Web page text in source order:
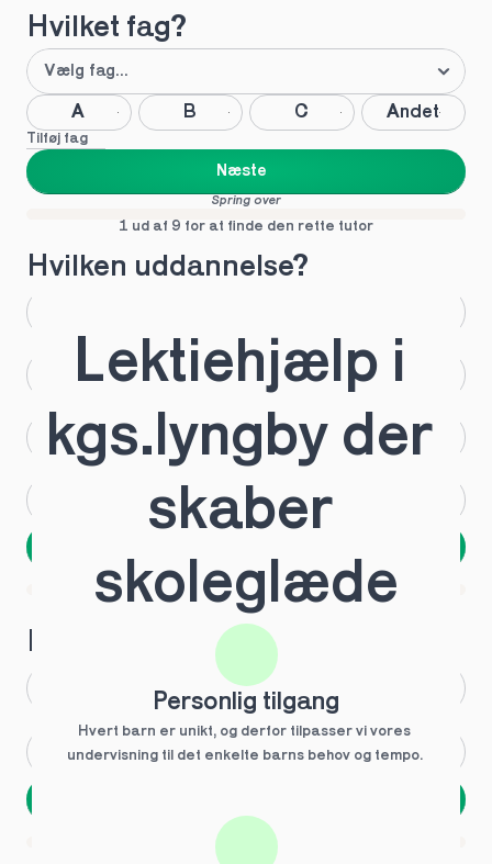
Hvilket fag?
A B C Andet
Tilføj fag
Næste
Spring over
1 ud af 9 for at finde den rette tutor
Hvilken uddannelse?
HTX HF
IB EUX
Andet Ved ikke
Spring over
1 ud af 9 for at finde den rette tutor
Hvilken årgang?
2.g Andet
Spring over
1 ud af 9 for at finde den rette tutor
Lektiehjælp i
kgs.lyngby der
skaber
skoleglæde
Personlig tilgang
Hvert barn er unikt, og derfor tilpasser vi vores
undervisning til det enkelte barns behov og tempo.